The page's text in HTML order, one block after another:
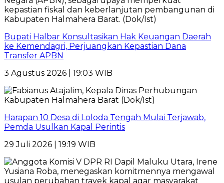
Bupati Halbar Konsultasikan Hak Keuangan Daerah
ke Kemendagri, Perjuangkan Kepastian Dana
Transfer APBN
3 Agustus 2026 | 19:03 WIB
Harapan 10 Desa di Loloda Tengah Mulai Terjawab,
Pemda Usulkan Kapal Perintis
29 Juli 2026 | 19:19 WIB